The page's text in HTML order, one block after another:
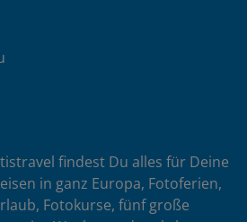
findest Du alles für Deine
in ganz Europa, Fotoferien,
Fotokurse, fünf große